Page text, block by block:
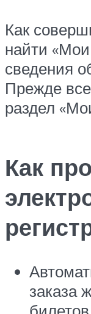
Как
найти
сведения
Прежде
раздел
Как
заказа